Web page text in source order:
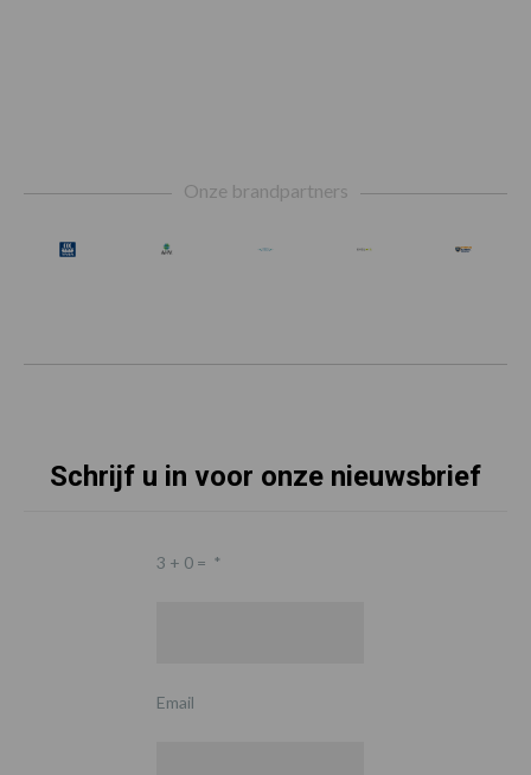
Onze brandpartners
Schrijf u in voor onze nieuwsbrief
3 + 0 = *
Email